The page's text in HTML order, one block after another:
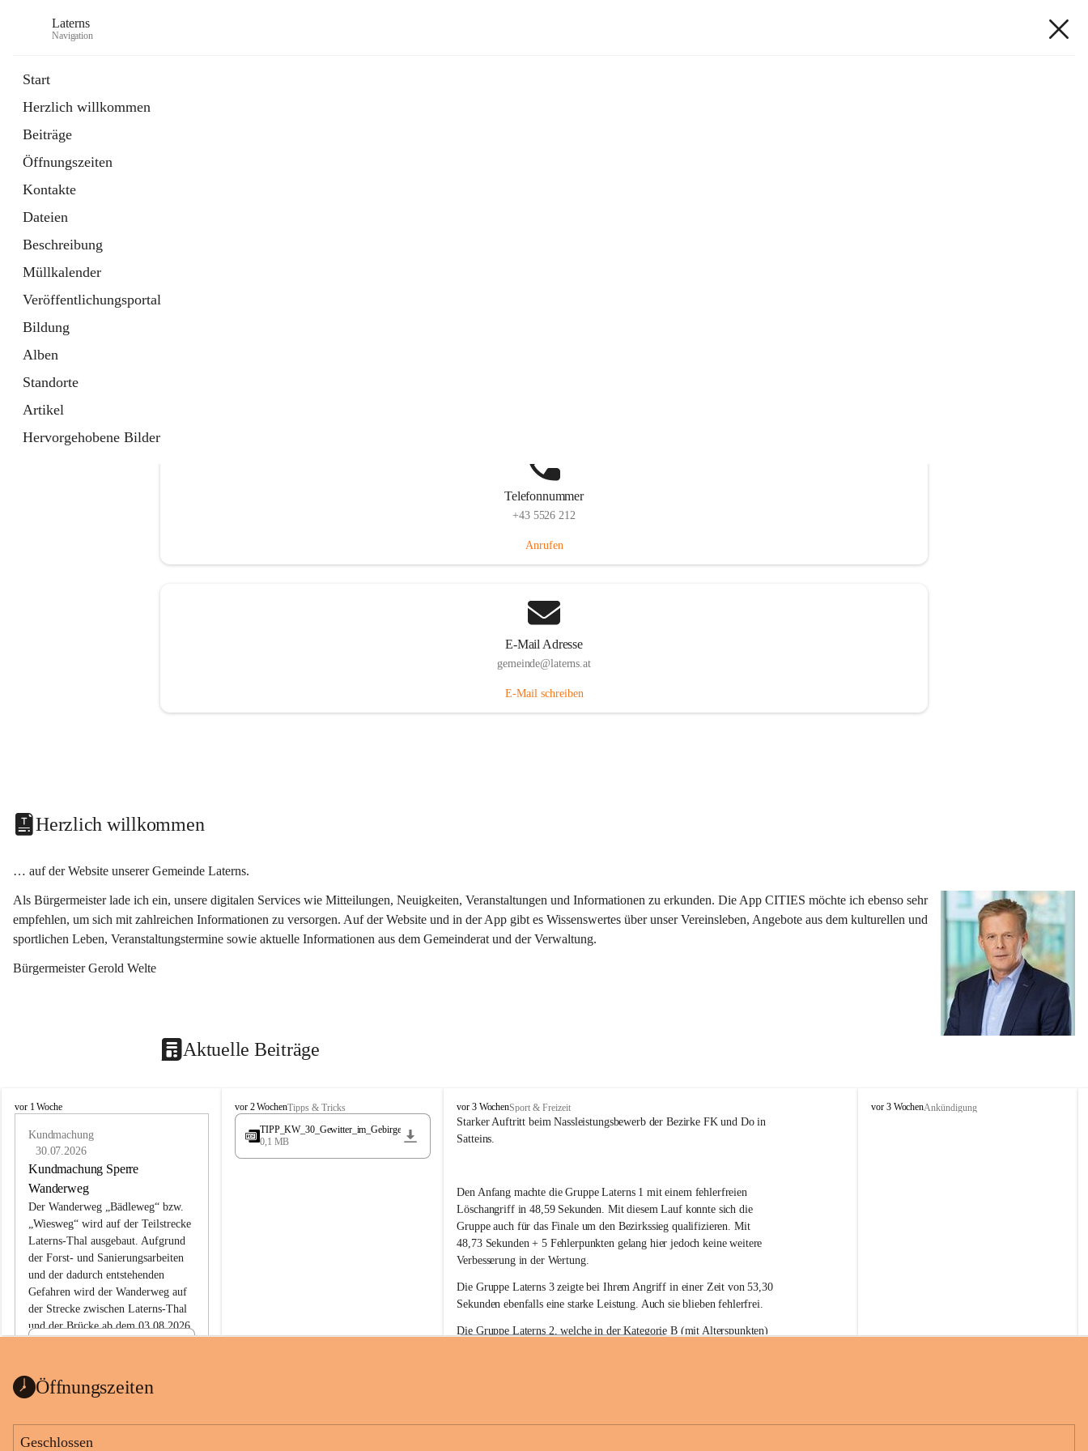
Laterns
Navigation
Start
Herzlich willkommen
Beiträge
Öffnungszeiten
Kontakte
Dateien
Beschreibung
Müllkalender
Veröffentlichungsportal
Bildung
Alben
Standorte
Artikel
Hervorgehobene Bilder
Telefonnummer
+43 5526 212
Anrufen
E-Mail Adresse
gemeinde@laterns.at
E-Mail schreiben
Herzlich willkommen
… auf der Website unserer Gemeinde Laterns.
Als Bürgermeister lade ich ein, unsere digitalen Services wie Mitteilungen, Neuigkeiten, Veranstaltungen und Informationen zu erkunden. Die App CITIES möchte ich ebenso sehr
empfehlen, um sich mit zahlreichen Informationen zu versorgen. Auf der Website und in der App gibt es Wissenswertes über unser Vereinsleben, Angebote aus dem kulturellen und
sportlichen Leben, Veranstaltungstermine sowie aktuelle Informationen aus dem Gemeinderat und der Verwaltung.
Bürgermeister Gerold Welte
Aktuelle Beiträge
L
vor 1 Woche
Kundmachung
30.07.2026
Kundmachung Sperre
Wanderweg
Der Wanderweg „Bädleweg“ bzw.
„Wiesweg“ wird auf der Teilstrecke
Laterns-Thal ausgebaut. Aufgrund
der Forst- und Sanierungsarbeiten
und der dadurch entstehenden
Gefahren wird der Wanderweg auf
der Strecke zwischen Laterns-Thal
und der Brücke ab dem 03.08.2026
ht
1 Seite•0,1 MB
L
a
e
vor 2 WochenTipps & Tricks
TIPP_KW_30_Gewitter_im_Gebirge
0,1 MB
F
r
e
l
l
i
g
e
F
e
u
e
r
w
t
vor 3 WochenSport & Freizeit
Starker Auftritt beim Nassleistungsbewerb der Bezirke FK und Do in
Satteins.
Den Anfang machte die Gruppe Laterns 1 mit einem fehlerfreien
Löschangriff in 48,59 Sekunden. Mit diesem Lauf konnte sich die
Gruppe auch für das Finale um den Bezirkssieg qualifizieren. Mit
48,73 Sekunden + 5 Fehlerpunkten gelang hier jedoch keine weitere
Verbesserung in der Wertung.
Die Gruppe Laterns 3 zeigte bei Ihrem Angriff in einer Zeit von 53,30
Sekunden ebenfalls eine starke Leistung. Auch sie blieben fehlerfrei.
Die Gruppe Laterns 2, welche in der Kategorie B (mit Alterspunkten)
L
vor 3 WochenAnkündigung
Öffnungszeiten
Geschlossen